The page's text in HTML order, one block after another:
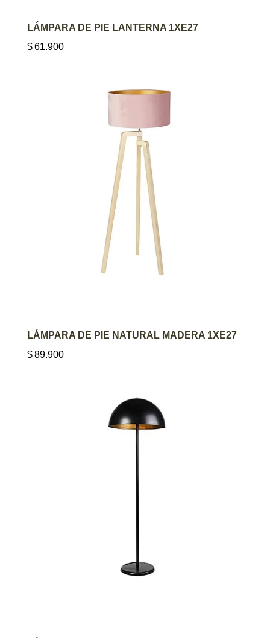
AGREGAR AL CARRITO
LÁMPARA DE PIE LANTERNA 1XE27
$61.900
AGREGAR AL CARRITO
LÁMPARA DE PIE NATURAL MADERA 1XE27
$89.900